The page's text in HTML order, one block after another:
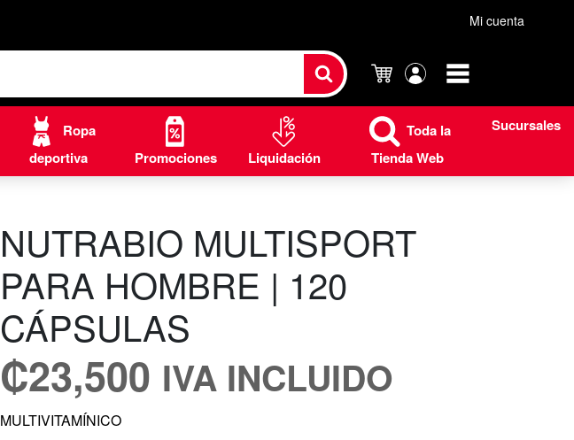
Mi cuenta
Carrito
cuenta
Ropa
deportiva
Promociones Liquidación
Toda la
Tienda Web
Sucursales
NUTRABIO MULTISPORT
PARA HOMBRE | 120
CÁPSULAS
₡23,500 IVA INCLUIDO
MULTIVITAMÍNICO